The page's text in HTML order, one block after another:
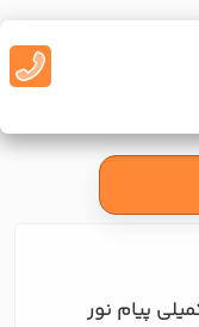
پیام نور